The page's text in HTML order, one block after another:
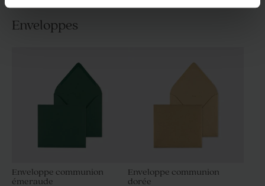
Enveloppes
Enveloppe communion
émeraude
Enveloppe communion
dorée